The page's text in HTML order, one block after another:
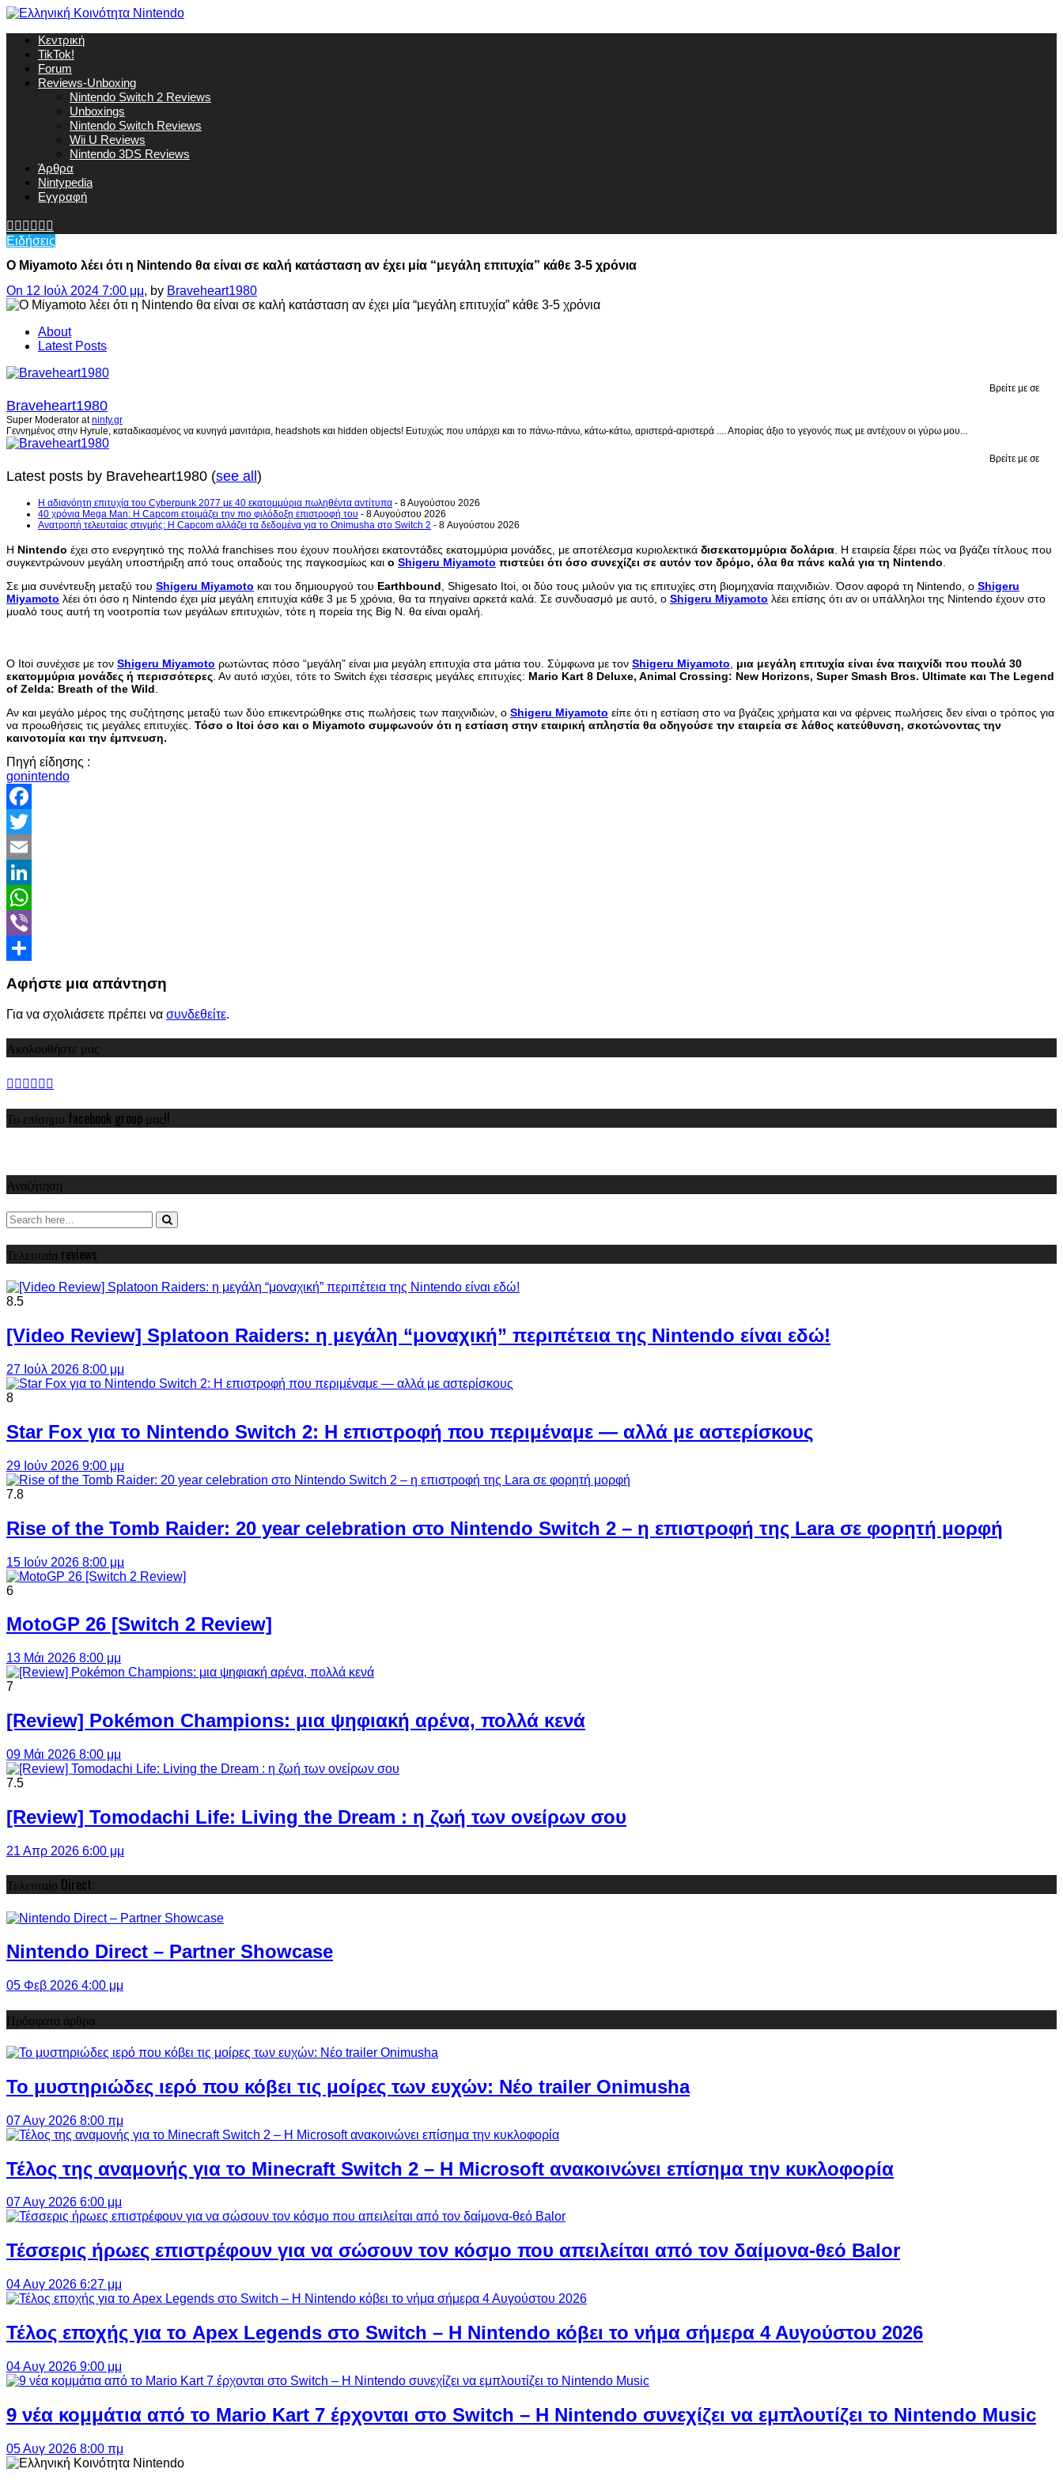
Κεντρική
TikTok!
Forum
Reviews-Unboxing
Nintendo Switch 2 Reviews
Unboxings
Nintendo Switch Reviews
Wii U Reviews
Nintendo 3DS Reviews
Άρθρα
Nintypedia
Εγγραφή
Ειδήσεις
Ο Miyamoto λέει ότι η Nintendo θα είναι σε καλή κατάσταση αν έχει μία “μεγάλη επιτυχία” κάθε 3-5 χρόνια
On 12 Ιούλ 2024 7:00 μμ, by Braveheart1980
About
Latest Posts
Βρείτε με σε
Braveheart1980
Super Moderator atninty.gr
Γεννημένος στην Hyrule, καταδικασμένος να κυνηγά μανιτάρια, headshots και hidden objects! Ευτυχώς που υπάρχει και το πάνω-πάνω, κάτω-κάτω, αριστερά-αριστερά .... Απορίας άξιο το γεγονός πως με αντέχουν οι γύρω μου...
Βρείτε με σε
Latest posts by Braveheart1980 (see all)
H αδιανόητη επιτυχία του Cyberpunk 2077 με 40 εκατομμύρια πωληθέντα αντίτυπα - 8 Αυγούστου 2026
40 χρόνια Mega Man: Η Capcom ετοιμάζει την πιο φιλόδοξη επιστροφή του - 8 Αυγούστου 2026
Ανατροπή τελευταίας στιγμής: Η Capcom αλλάζει τα δεδομένα για το Onimusha στο Switch 2 - 8 Αυγούστου 2026
Η Nintendo έχει στο ενεργητικό της πολλά franchises που έχουν πουλήσει εκατοντάδες εκατομμύρια μονάδες, με αποτέλεσμα κυριολεκτικά δισεκατομμύρια δολάρια . Η εταιρεία ξέρει πώς να βγάζει τίτλους που
συγκεντρώνουν μεγάλη υποστήριξη από τους οπαδούς της παγκοσμίως και ο Shigeru Miyamoto πιστεύει ότι όσο συνεχίζει σε αυτόν τον δρόμο, όλα θα πάνε καλά για τη Nintendo
Σε μια συνέντευξη μεταξύ του Shigeru Miyamoto και του δημιουργού του Earthbound , Shigesato Itoi, οι δύο τους μιλούν για τις επιτυχίες στη βιομηχανία παιχνιδιών. Όσον αφορά τη Nintendo, ο Shigeru
Miyamoto λέει ότι όσο η Nintendo έχει μία μεγάλη επιτυχία κάθε 3 με 5 χρόνια, θα τα πηγαίνει αρκετά καλά. Σε συνδυασμό με αυτό, ο Shigeru Miyamoto λέει επίσης ότι αν οι υπάλληλοι της Nintendo έχουν στο
μυαλό τους αυτή τη νοοτροπία των μεγάλων επιτυχιών, τότε η πορεία της Big N. θα είναι ομαλή.
Ο Itoi συνέχισε με τον Shigeru Miyamoto ρωτώντας πόσο “μεγάλη” είναι μια μεγάλη επιτυχία στα μάτια του. Σύμφωνα με τον Shigeru Miyamoto
μια μεγάλη επιτυχία είναι ένα παιχνίδι που πουλά 30
εκατομμύρια μονάδες ή περισσότερες . Αν αυτό ισχύει, τότε το Switch έχει τέσσερις μεγάλες επιτυχίες: Mario Kart 8 Deluxe, Animal Crossing: New Horizons, Super Smash Bros. Ultimate και The Legend
of Zelda: Breath of the Wild
Αν και μεγάλο μέρος της συζήτησης μεταξύ των δύο επικεντρώθηκε στις πωλήσεις των παιχνιδιών, ο Shigeru Miyamoto είπε ότι η εστίαση στο να βγάζεις χρήματα και να φέρνεις πωλήσεις δεν είναι ο τρόπος για
να προωθήσεις τις μεγάλες επιτυχίες. Τόσο ο Itoi όσο και ο Miyamoto συμφωνούν ότι η εστίαση στην εταιρική απληστία θα οδηγούσε την εταιρεία σε λάθος κατεύθυνση, σκοτώνοντας την
καινοτομία και την έμπνευση.
Πηγή είδησης :
gonintendo
Facebook
Twitter
Email
LinkedIn
WhatsApp
Viber
Αφήστε μια απάντηση
Για να σχολιάσετε πρέπει να συνδεθείτε.
Ακολουθήστε μας
Το επίσημο facebook group μας!!
Αναζήτηση
Τελευταία reviews
8.5
[Video Review] Splatoon Raiders: η μεγάλη “μοναχική” περιπέτεια της Nintendo είναι εδώ!
27 Ιούλ 2026 8:00 μμ
8
Star Fox για το Nintendo Switch 2: Η επιστροφή που περιμέναμε — αλλά με αστερίσκους
29 Ιούν 2026 9:00 μμ
7.8
Rise of the Tomb Raider: 20 year celebration στο Nintendo Switch 2 – η επιστροφή της Lara σε φορητή μορφή
15 Ιούν 2026 8:00 μμ
6
MotoGP 26 [Switch 2 Review]
13 Μάι 2026 8:00 μμ
7
[Review] Pokémon Champions: μια ψηφιακή αρένα, πολλά κενά
09 Μάι 2026 8:00 μμ
7.5
[Review] Tomodachi Life: Living the Dream : η ζωή των ονείρων σου
21 Απρ 2026 6:00 μμ
Τελευταίο Direct:
Nintendo Direct – Partner Showcase
05 Φεβ 2026 4:00 μμ
Πρόσφατα άρθρα
Το μυστηριώδες ιερό που κόβει τις μοίρες των ευχών: Νέο trailer Onimusha
07 Αυγ 2026 8:00 πμ
Τέλος της αναμονής για το Minecraft Switch 2 – Η Microsoft ανακοινώνει επίσημα την κυκλοφορία
07 Αυγ 2026 6:00 μμ
Τέσσερις ήρωες επιστρέφουν για να σώσουν τον κόσμο που απειλείται από τον δαίμονα-θεό Balor
04 Αυγ 2026 6:27 μμ
Τέλος εποχής για το Apex Legends στο Switch – Η Nintendo κόβει το νήμα σήμερα 4 Αυγούστου 2026
04 Αυγ 2026 9:00 μμ
9 νέα κομμάτια από το Mario Kart 7 έρχονται στο Switch – Η Nintendo συνεχίζει να εμπλουτίζει το Nintendo Music
05 Αυγ 2026 8:00 πμ